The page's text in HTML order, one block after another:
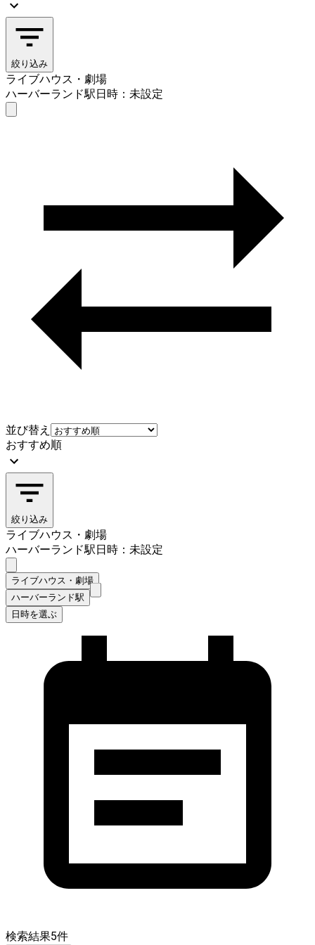
絞り込み
ライブハウス・劇場
ハーバーランド駅日時：未設定
並び替え
おすすめ順
絞り込み
ライブハウス・劇場
ハーバーランド駅日時：未設定
ライブハウス・劇場
ハーバーランド駅
日時を選ぶ
検索結果5件